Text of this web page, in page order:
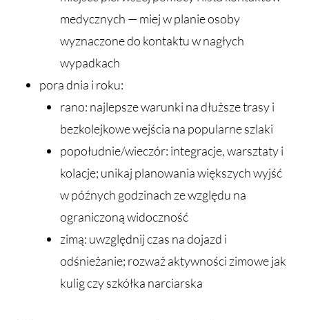
medycznych — miej w planie osoby
wyznaczone do kontaktu w nagłych
wypadkach
pora dnia i roku:
rano: najlepsze warunki na dłuższe trasy i
bezkolejkowe wejścia na popularne szlaki
popołudnie/wieczór: integracje, warsztaty i
kolacje; unikaj planowania większych wyjść
w późnych godzinach ze względu na
ograniczoną widoczność
zimą: uwzględnij czas na dojazd i
odśnieżanie; rozważ aktywności zimowe jak
kulig czy szkółka narciarska